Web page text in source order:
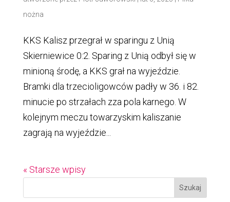
nożna
KKS Kalisz przegrał w sparingu z Unią
Skierniewice 0:2. Sparing z Unią odbył się w
minioną środę, a KKS grał na wyjeździe.
Bramki dla trzecioligowców padły w 36. i 82.
minucie po strzałach zza pola karnego. W
kolejnym meczu towarzyskim kaliszanie
zagrają na wyjeździe...
« Starsze wpisy
Szukaj